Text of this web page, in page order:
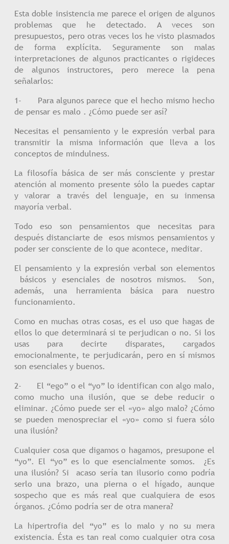
Esta doble insistencia me parece el origen de algunos
problemas que he detectado. A veces son
presupuestos, pero otras veces los he visto plasmados
de forma explícita. Seguramente son malas
interpretaciones de algunos practicantes o rigideces
de algunos instructores, pero merece la pena
señalarlos:
1- Para algunos parece que el hecho mismo hecho
de pensar es malo . ¿Cómo puede ser así?
Necesitas el pensamiento y le expresión verbal para
transmitir la misma información que lleva a los
conceptos de mindulness.
La filosofía básica de ser más consciente y prestar
atención al momento presente sólo la puedes captar
y valorar a través del lenguaje, en su inmensa
mayoría verbal.
Todo eso son pensamientos que necesitas para
después distanciarte de esos mismos pensamientos y
poder ser consciente de lo que acontece, meditar.
El pensamiento y la expresión verbal son elementos
básicos y esenciales de nosotros mismos. Son,
además, una herramienta básica para nuestro
funcionamiento.
Como en muchas otras cosas, es el uso que hagas de
ellos lo que determinará si te perjudican o no. Si los
usas para decirte disparates, cargados
emocionalmente, te perjudicarán, pero en sí mismos
son esenciales y buenos.
2- El “ego” o el “yo” lo identifican con algo malo,
como mucho una ilusión, que se debe reducir o
eliminar. ¿Cómo puede ser el «yo» algo malo? ¿Cómo
se pueden menospreciar el «yo» como si fuera sólo
una ilusión?
Cualquier cosa que digamos o hagamos, presupone el
“yo”. El “yo” es lo que esencialmente somos. ¿Es
una ilusión? Si acaso sería tan ilusorio como podría
serlo una brazo, una pierna o el hígado, aunque
sospecho que es más real que cualquiera de esos
órganos. ¿Cómo podría ser de otra manera?
La hipertrofia del “yo” es lo malo y no su mera
existencia. Ésta es tan real como cualquier otra cosa